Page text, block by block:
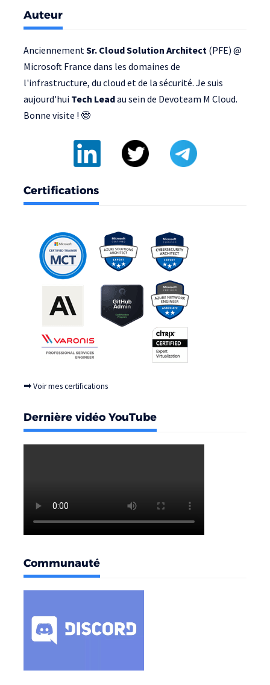
Auteur
Anciennement Sr. Cloud Solution Architect (PFE) @
Microsoft France dans les domaines de
l'infrastructure, du cloud et de la sécurité. Je suis
aujourd'hui Tech Leadau sein de Devoteam M Cloud.
Bonne visite ! 🤓
Certifications
➡Voir mes certifications
Dernière vidéo YouTube
Communauté